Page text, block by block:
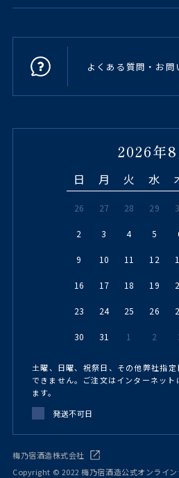
よくある質問・お問
2026年8
日 月 火 水
26 27 28 29
2 3 4 5
9 10 11 12
16 17 18 19
23 24 25 26
30 31 1 2
土曜、日曜、祝祭日、その他弊社指
できません。ご注文はインターネッ
ます。
発送不可日
梅乃宿酒造株式会社
Copyright © 2022 梅乃宿酒造公式オンライ